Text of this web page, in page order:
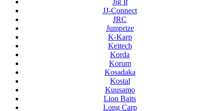
Jig It
JJ-Connect
JRC
Jumprize
K-Karp
Keitech
Korda
Korum
Kosadaka
Kostal
Kuusamo
Lion Baits
Long Carp